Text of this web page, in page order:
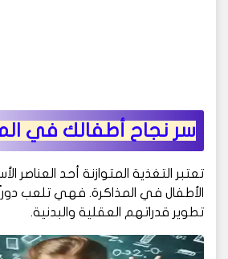
سر نجاح أطفالك في
تعتبر التغذية المتوازنة أحد العناصر
الأطفال في المذاكرة. فهي تلعب
تطوير قدراتهم العقلية والبدنية.